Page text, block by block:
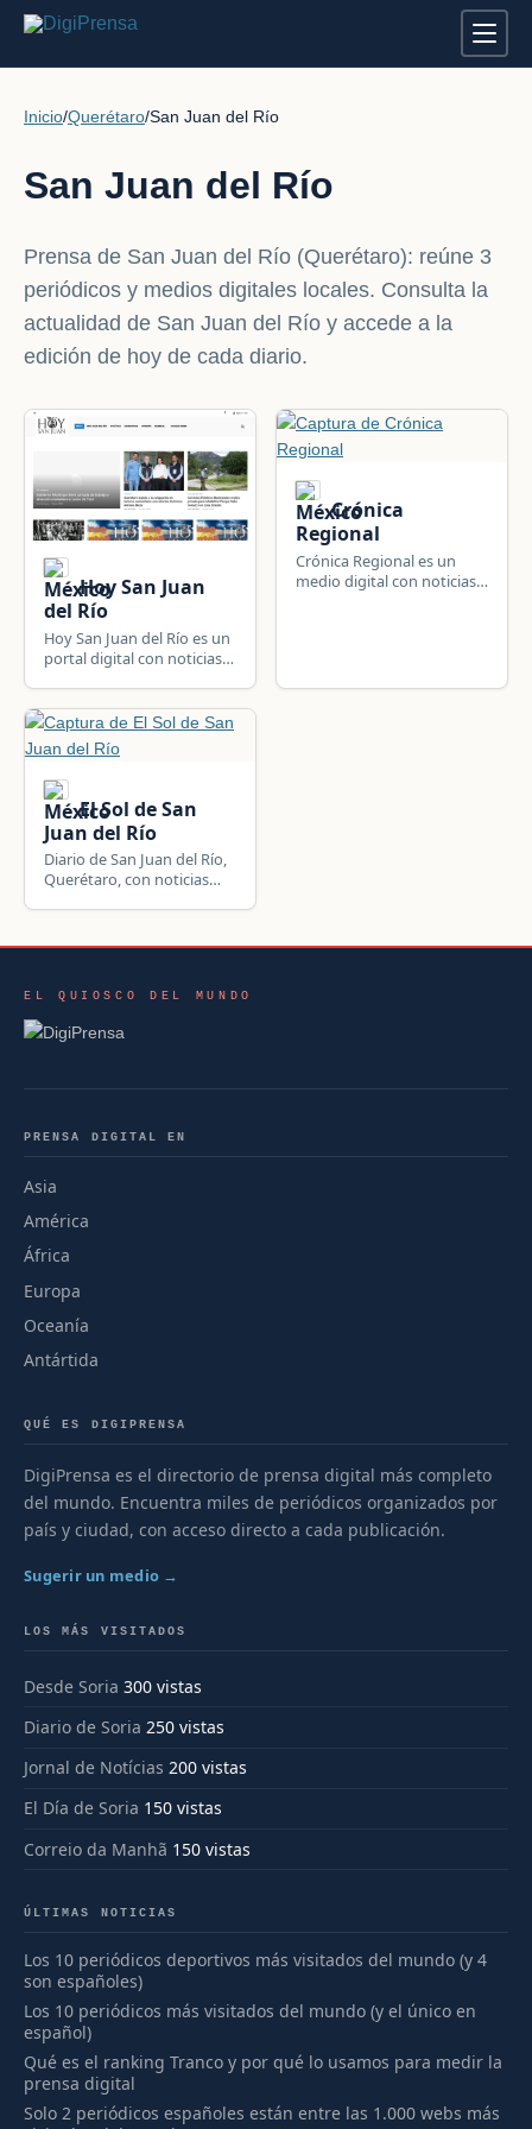
Inicio/Querétaro/San Juan del Río
San Juan del Río
Prensa de San Juan del Río (Querétaro): reúne 3
periódicos y medios digitales locales. Consulta la
actualidad de San Juan del Río y accede a la
edición de hoy de cada diario.
Hoy San Juan
del Río
Hoy San Juan del Río es un
portal digital con noticias
gobierno municipal,
infraestructura, seguridad,
sociedad y actualidad local.
Crónica
Regional
Crónica Regional es un
medio digital con noticias
El Sol de San
Juan del Río
Diario de San Juan del Río,
Querétaro, con noticias
EL QUIOSCO DEL MUNDO
PRENSA DIGITAL EN
Asia
América
África
Europa
Oceanía
Antártida
QUÉ ES DIGIPRENSA
DigiPrensa es el directorio de prensa digital más completo
del mundo. Encuentra miles de periódicos organizados por
país y ciudad, con acceso directo a cada publicación.
Sugerir un medio →
LOS MÁS VISITADOS
Desde Soria 300 vistas
Diario de Soria 250 vistas
Jornal de Notícias 200 vistas
El Día de Soria 150 vistas
Correio da Manhã 150 vistas
ÚLTIMAS NOTICIAS
Los 10 periódicos deportivos más visitados del mundo (y 4
son españoles)
Los 10 periódicos más visitados del mundo (y el único en
español)
Qué es el ranking Tranco y por qué lo usamos para medir la
prensa digital
Solo 2 periódicos españoles están entre las 1.000 webs más